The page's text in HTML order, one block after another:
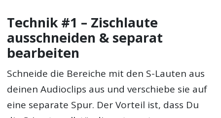
Technik #1 – Zischlaute
ausschneiden & separat
bearbeiten
Schneide die Bereiche mit den S-Lauten aus
deinen Audioclips aus und verschiebe sie auf
eine separate Spur. Der Vorteil ist, dass Du